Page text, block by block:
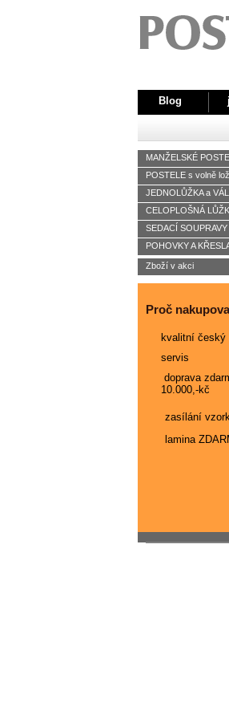
Blog
MANŽELSKÉ
POSTELE s volně
JEDNOLŮŽKA a
CELOPLOŠNÁ
SEDACÍ SOUPRAVY
POHOVKY A
Zboží v akci
Proč
kvalitní český
servis
doprava
10.000,-kč
zasílání
lamina